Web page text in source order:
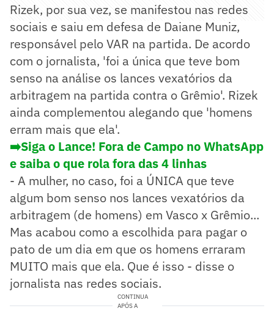
Rizek, por sua vez, se manifestou nas redes
sociais e saiu em defesa de Daiane Muniz,
responsável pelo VAR na partida. De acordo
com o jornalista, 'foi a única que teve bom
senso na análise os lances vexatórios da
arbitragem na partida contra o Grêmio'. Rizek
ainda complementou alegando que 'homens
erram mais que ela'.
➡️Siga o Lance! Fora de Campo no WhatsApp
e saiba o que rola fora das 4 linhas
- A mulher, no caso, foi a ÚNICA que teve
algum bom senso nos lances vexatórios da
arbitragem (de homens) em Vasco x Grêmio...
Mas acabou como a escolhida para pagar o
pato de um dia em que os homens erraram
MUITO mais que ela. Que é isso - disse o
jornalista nas redes sociais.
CONTINUA
APÓS A